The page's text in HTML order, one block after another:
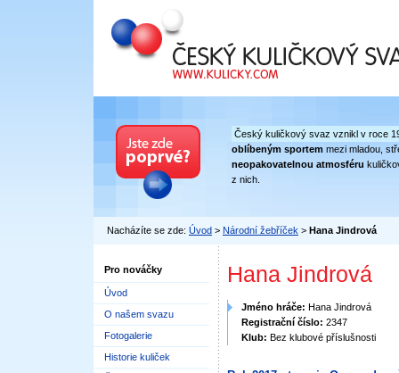
Český kuličkový svaz
Český kuličkový svaz vznikl v roce
oblíbeným sportem mezi mladou,
neopakovatelnou atmosféru
z nich.
Nacházíte se zde: Úvod > Národní žebříček > Hana Jindrová
Pro nováčky
Úvod
O našem svazu
Fotogalerie
Historie kuliček
Hana Jindrová
Jméno hráče: Hana Jindrová
Registrační číslo: 2347
Klub: Bez klubové příslušnosti